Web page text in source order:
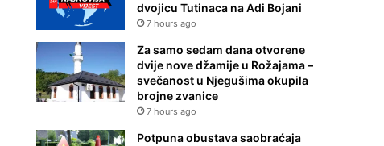
dvojicu Tutinaca na Adi Bojani
7 hours ago
Za samo sedam dana otvorene
dvije nove džamije u Rožajama –
svečanost u Njegušima okupila
brojne zvanice
7 hours ago
Potpuna obustava saobraćaja